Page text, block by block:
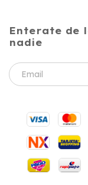
Enterate de
nadie